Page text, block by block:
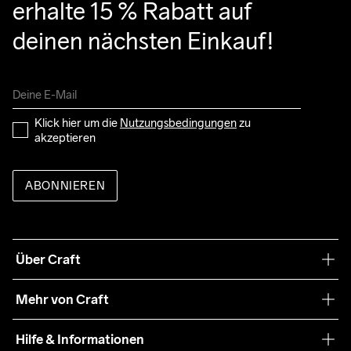
erhalte 15 % Rabatt auf
deinen nächsten Einkauf!
Klick hier um die Nutzungsbedingungen zu
akzeptieren
ABONNIEREN
Über Craft
Nachhaltigkeit
Mehr von Craft
Hilfe & Informationen